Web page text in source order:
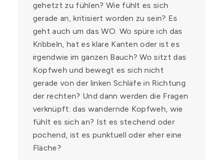
gehetzt zu fühlen? Wie fühlt es sich
gerade an, kritisiert worden zu sein? Es
geht auch um das WO. Wo spüre ich das
Kribbeln, hat es klare Kanten oder ist es
irgendwie im ganzen Bauch? Wo sitzt das
Kopfweh und bewegt es sich nicht
gerade von der linken Schläfe in Richtung
der rechten? Und dann werden die Fragen
verknüpft: das wandernde Kopfweh, wie
fühlt es sich an? Ist es stechend oder
pochend, ist es punktuell oder eher eine
Fläche?